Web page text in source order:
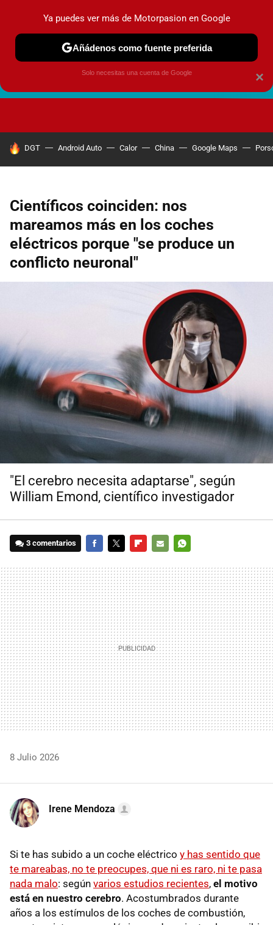
HOY SE HABLA DE
DGT Android Auto Calor China Google Maps
Científicos coinciden: nos
mareamos más en los coches
eléctricos porque "se produce un
conflicto neuronal"
"El cerebro necesita adaptarse", según
William Emond, científico investigador
3 comentarios
MAIL
8 Julio 2026
Irene Mendoza
Si te has subido a un coche eléctrico y has sentido que
te mareabas, no te preocupes, que ni es raro, ni te pasa
nada malo: según varios estudios recientes, el motivo
está en nuestro cerebro. Acostumbrados durante
años a los estímulos de los coches de combustión,
×
Ya puedes ver más de Motorpasion en Google
Añádenos como fuente preferida
Solo necesitas una cuenta de Google